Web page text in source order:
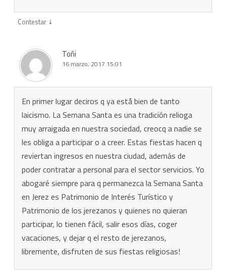
Contestar ↓
Toñi
16 marzo, 2017 15:01
En primer lugar deciros q ya estå bien de tanto
laicismo. La Semana Santa es una tradición relioga
muy arraigada en nuestra sociedad, creocq a nadie se
les obliga a participar o a creer. Estas fiestas hacen q
reviertan ingresos en nuestra ciudad, además de
poder contratar a personal para el sector servicios. Yo
abogaré siempre para q permanezca la Semana Santa
en Jerez es Patrimonio de Interés Turístico y
Patrimonio de los jerezanos y quienes no quieran
participar, lo tienen fácil, salir esos días, coger
vacaciones, y dejar q el resto de jerezanos,
libremente, disfruten de sus fiestas religiosas!